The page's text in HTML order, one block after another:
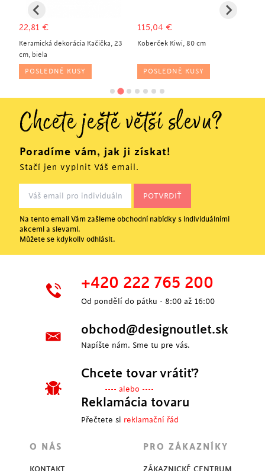
22,81 €
Keramická dekorácia Kačička, 23
cm, biela
POSLEDNÉ KUSY
115,04 €
Koberček Kiwi, 80 cm
POSLEDNÉ KUSY
Chcete ještě větší slevu?
Poradíme vám, jak ji získat!
Stačí jen vyplnit Váš email.
Na tento email Vám zašleme obchodní nabídky s individuálními
akcemi a slevami.
Můžete se kdykoliv odhlásit.
+420 222 765 200
Od pondělí do pátku - 8:00 až 16:00
obchod@designoutlet.sk
Napíšte nám. Sme tu pre vás.
Chcete tovar vrátiť?
---- alebo ----
Reklamácia tovaru
Přečtete si reklamační řád
O NÁS
KONTAKT
PRO ZÁKAZNÍKY
ZÁKAZNICKÉ CENTRUM